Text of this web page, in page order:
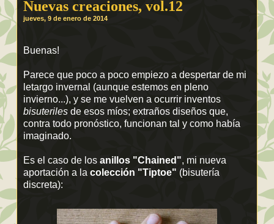
Nuevas creaciones, vol.12
jueves, 9 de enero de 2014
Buenas!
Parece que poco a poco empiezo a despertar de mi
letargo invernal (aunque estemos en pleno
invierno...), y se me vuelven a ocurrir inventos
bisuteriles de esos míos; extraños diseños que,
contra todo pronóstico, funcionan tal y como había
imaginado.
Es el caso de los anillos "Chained", mi nueva
aportación a la colección "Tiptoe" (bisutería
discreta):